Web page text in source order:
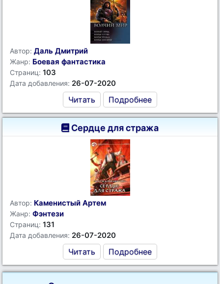
Автор: Даль Дмитрий
Жанр: Боевая фантастика
Страниц: 103
Дата добавления: 26-07-2020
Читать Подробнее
Сердце для стража
Автор: Каменистый Артем
Жанр: Фэнтези
Страниц: 131
Дата добавления: 26-07-2020
Читать Подробнее